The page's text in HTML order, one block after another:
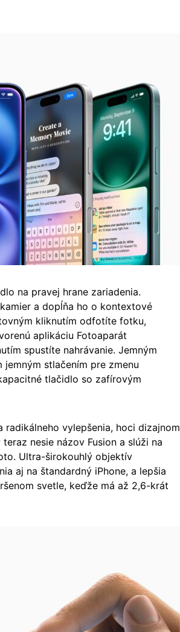
na pravej hrane zariadenia.
a dopĺňa ho o kontextové
kliknutím odfotíte fotku,
aplikáciu Fotoaparát
spustíte nahrávanie. Jemným
stlačením pre zmenu
tlačidlo so zafírovým
radikálneho vylepšenia, hoci dizajnom
nesie názov Fusion a slúži na
Ultra-širokouhlý objektív
aj na štandardný iPhone, a lepšia
svetle, keďže má až 2,6-krát